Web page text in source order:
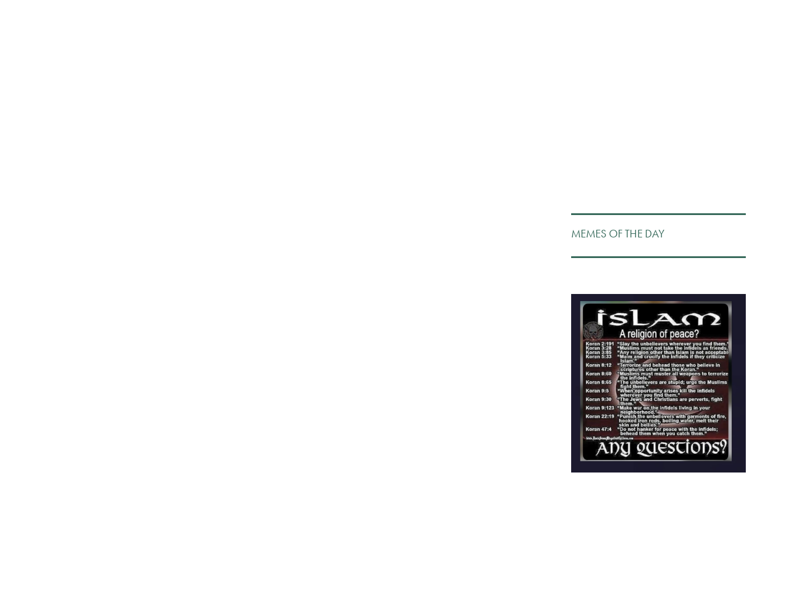
MEMES OF THE DAY